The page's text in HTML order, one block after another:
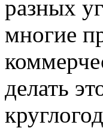
разных
многие
делать